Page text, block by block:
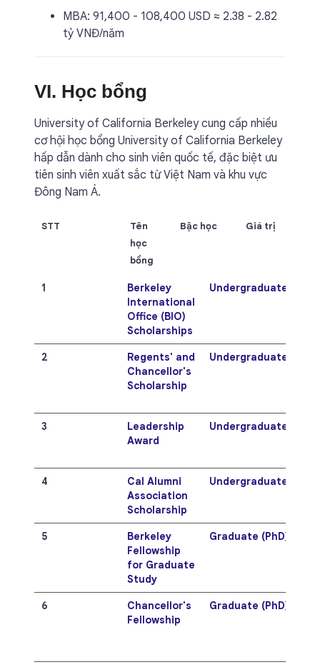
MBA: 91,400 - 108,400 USD ≈ 2.38 - 2.82
tỷ VNĐ/năm
VI. Học bổng
University of California Berkeley cung cấp nhiều
cơ hội học bổng University of California Berkeley
hấp dẫn dành cho sinh viên quốc tế, đặc biệt ưu
tiên sinh viên xuất sắc từ Việt Nam và khu vực
Đông Nam Á.
STT
Tên
học
bổng
Bậc học Giá trị
1
Berkeley
International
Office (BIO)
Scholarships
Undergraduate
2
Regents' and
Chancellor's
Scholarship
Undergraduate
3
Leadership
Award
Undergraduate
4
Cal Alumni
Association
Scholarship
Undergraduate
5
Berkeley
Fellowship
for Graduate
Study
Graduate (PhD)
6
Chancellor's
Fellowship
Graduate (PhD)